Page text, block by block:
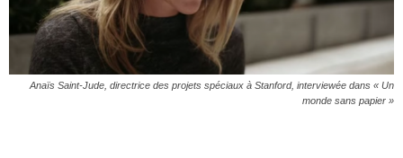
Anaïs Saint-Jude, directrice des projets spéciaux à Stanford, interviewée dans « Un
monde sans papier »